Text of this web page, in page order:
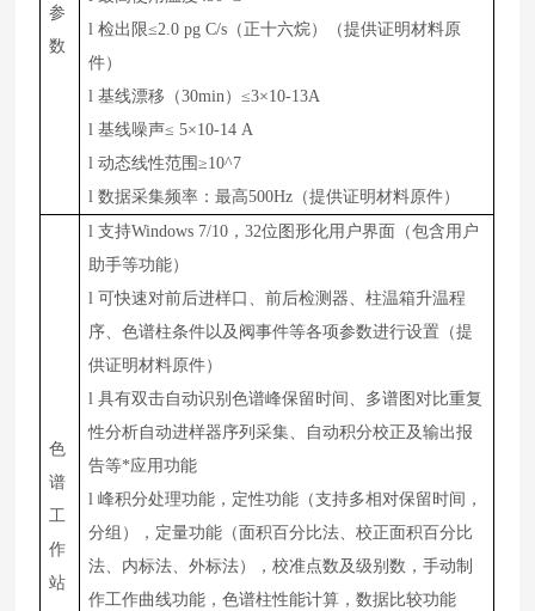
参
数
l检出限≤2.0 pg C/s（正十六烷）（提供证明材料原
件）
l基线漂移（30min）≤3×10-13A
l基线噪声≤ 5×10-14 A
l动态线性范围≥10^7
l数据采集频率：最高500Hz（提供证明材料原件）
色
谱
工
作
站
l支持Windows 7/10，32位图形化用户界面（包含用户
助手等功能）
l可快速对前后进样口、前后检测器、柱温箱升温程
序、色谱柱条件以及阀事件等各项参数进行设置（提
供证明材料原件）
l具有双击自动识别色谱峰保留时间、多谱图对比重复
性分析自动进样器序列采集、自动积分校正及输出报
告等*应用功能
l峰积分处理功能，定性功能（支持多相对保留时间，
分组），定量功能（面积百分比法、校正面积百分比
法、内标法、外标法），校准点数及级别数，手动制
作工作曲线功能，色谱柱性能计算，数据比较功能